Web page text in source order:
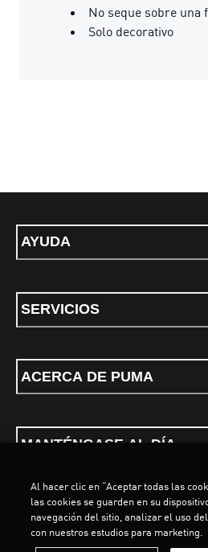
No seque sobre una
Solo decorativo
AYUDA
SERVICIOS
ACERCA DE PUMA
MANTÉNGASE AL DÍA
Términos y condicionesPolítica de
Al hacer clic en “Aceptar todas las
las cookies se guarden en su
navegación del sitio, analizar el uso
con nuestros estudios para marketing.